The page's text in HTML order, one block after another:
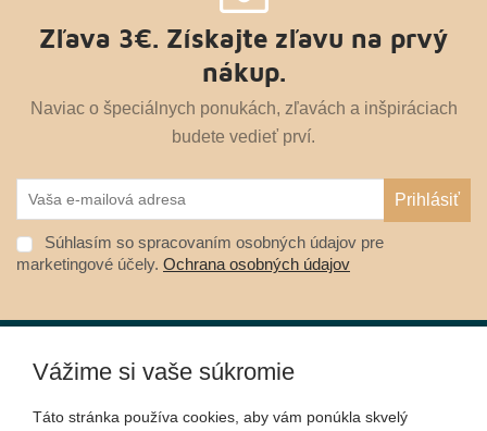
Zľava 3€. Získajte zľavu na prvý
nákup.
Naviac o špeciálnych ponukách, zľavách a inšpiráciach
budete vedieť prví.
Súhlasím so spracovaním osobných údajov pre
marketingové účely. Ochrana osobných údajov
O nákupe
Vážime si vaše súkromie
Táto stránka používa cookies, aby vám ponúkla skvelý